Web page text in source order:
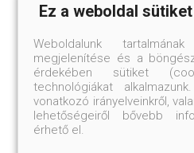
Ez a weboldal
Weboldalunk
megjelenítése és a
érdekében sütiket
technológiákat
vonatkozó irányelveinkről,
lehetőségeiről bővebb
érhető el.